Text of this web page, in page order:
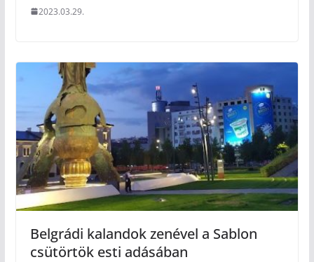
2023.03.29.
Belgrádi kalandok zenével a Sablon
csütörtök esti adásában